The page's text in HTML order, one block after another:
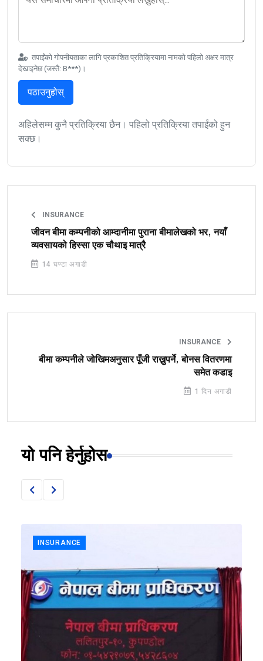
तपाईंको गोपनीयताका लागि प्रकाशित प्रतिक्रियामा नामको पहिलो अक्षर मात्र
देखाइनेछ (जस्तै: B***)।
पठाउनुहोस्
अहिलेसम्म कुनै प्रतिक्रिया छैन। पहिलो प्रतिक्रिया तपाईंको हुन
सक्छ।
INSURANCE
जीवन बीमा कम्पनीको आम्दानीमा पुराना बीमालेखको भर, नयाँ
व्यवसायको हिस्सा एक चौथाइ मात्रै
14 घण्टा अगाडी
INSURANCE
बीमा कम्पनीले जोखिमअनुसार पूँजी राख्नुपर्ने, बोनस वितरणमा
समेत कडाइ
1 दिन अगाडी
यो पनि हेर्नुहोस
INSURANCE